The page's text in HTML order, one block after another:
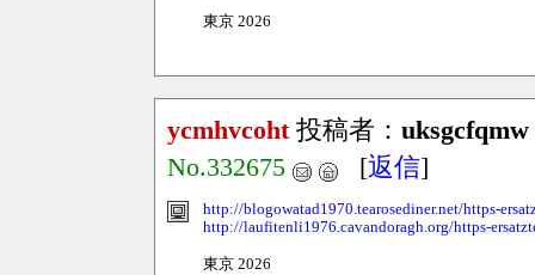
東京 2026
ycmhvcoht投稿者： uksgcfqmw
No.332675
[返信]
http://blogowatad1970.tearosediner.net/https-
http://laufitenli1976.cavandoragh.org/https-
東京 2026